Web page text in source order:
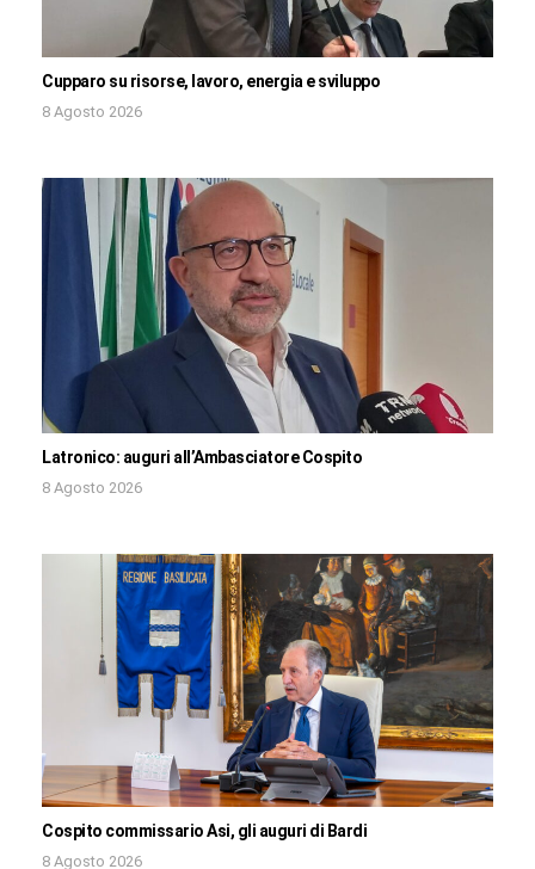
Cupparo su risorse, lavoro, energia e sviluppo
8 Agosto 2026
Latronico: auguri all’Ambasciatore Cospito
8 Agosto 2026
Cospito commissario Asi, gli auguri di Bardi
8 Agosto 2026